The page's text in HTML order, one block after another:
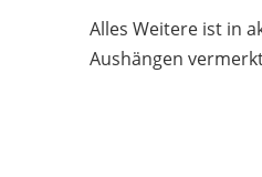
Alles Weitere ist in
Aushängen